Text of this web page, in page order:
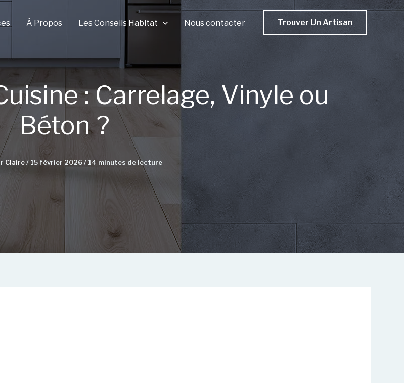
À Propos Les Conseils Habitat Nous contacter Trouver Un Artisan
: Carrelage, Vinyle ou
Béton ?
Claire/ 15 février 2026/ 14 minutes de lecture